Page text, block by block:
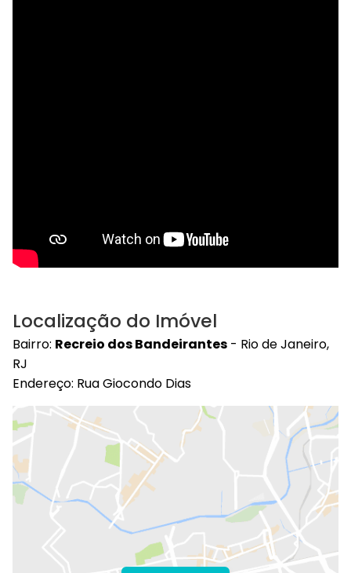
Localização do Imóvel
Bairro: Recreio dos Bandeirantes - Rio de Janeiro,
RJ
Endereço: Rua Giocondo Dias